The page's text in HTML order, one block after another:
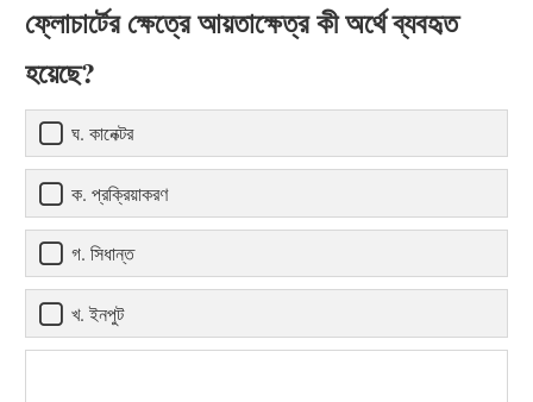
ফ্লোচার্টের ক্ষেত্রে আয়তাক্ষেত্র কী অর্থে ব্যবহৃত
হয়েছে?
ঘ. কানেক্টর
ক. প্রক্রিয়াকরণ
গ. সিধান্ত
খ. ইনপুট